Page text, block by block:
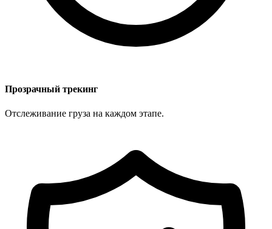
Прозрачный трекинг
Отслеживание груза на каждом этапе.